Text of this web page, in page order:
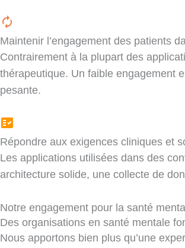
Maintenir l’engagement des patients
Contrairement à la plupart des
thérapeutique. Un faible engagement
pesante.
Répondre aux exigences cliniques et
Les applications utilisées dans des
architecture solide, une collecte de
Notre engagement pour la santé
Des organisations en santé mentale
Nous apportons bien plus qu’une